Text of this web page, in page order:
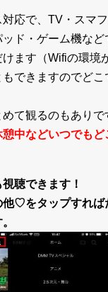
応で、TV・スマフ
ド・ゲーム機など
ます（Wifiの環境
できますのでどこ
て観るのもありで
中などいつでもど
聴できます！
♡をタップすれば